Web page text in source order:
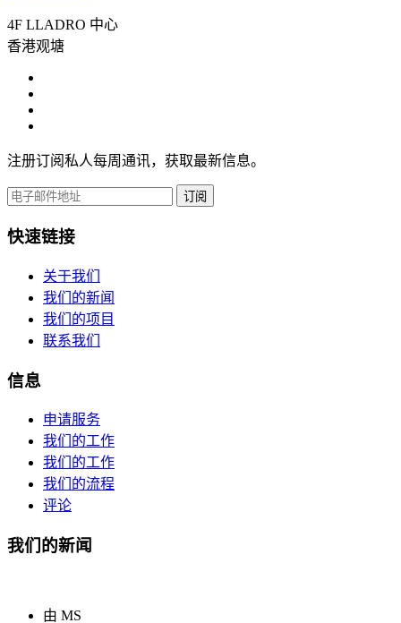
4F LLADRO 中心
香港观塘
注册订阅私人每周通讯，获取最新信息。
订阅
快速链接
关于我们
我们的新闻
我们的项目
联系我们
信息
申请服务
我们的工作
我们的工作
我们的流程
评论
我们的新闻
由 MS